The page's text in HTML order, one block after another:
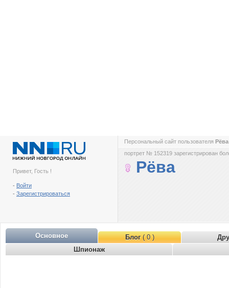
Привет, Гость !
- Войти
- Зарегистрироваться
Персональный сайт пользователя
портрет № 152319 зарегистрирован
Рёва
Основное Блог( 0 )
Шпионаж